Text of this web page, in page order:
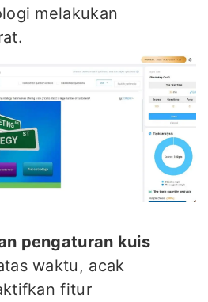
melakukan
pengaturan kuis
waktu, acak
fitur